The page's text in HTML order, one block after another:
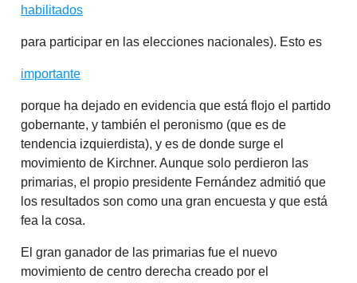
habilitados
para participar en las elecciones nacionales). Esto es
importante
porque ha dejado en evidencia que está flojo el partido
gobernante, y también el peronismo (que es de
tendencia izquierdista), y es de donde surge el
movimiento de Kirchner. Aunque solo perdieron las
primarias, el propio presidente Fernández admitió que
los resultados son como una gran encuesta y que está
fea la cosa.
El gran ganador de las primarias fue el nuevo
movimiento de centro derecha creado por el